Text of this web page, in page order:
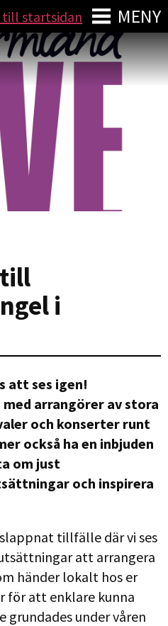
MENY
i
att ses igen!
arrangörer av stora
och konserter runt
också ha en inbjuden
om just
och inspirera
tillfälle där vi ses
att arrangera
händer lokalt hos er
för att enklare kunna
grundades under våren